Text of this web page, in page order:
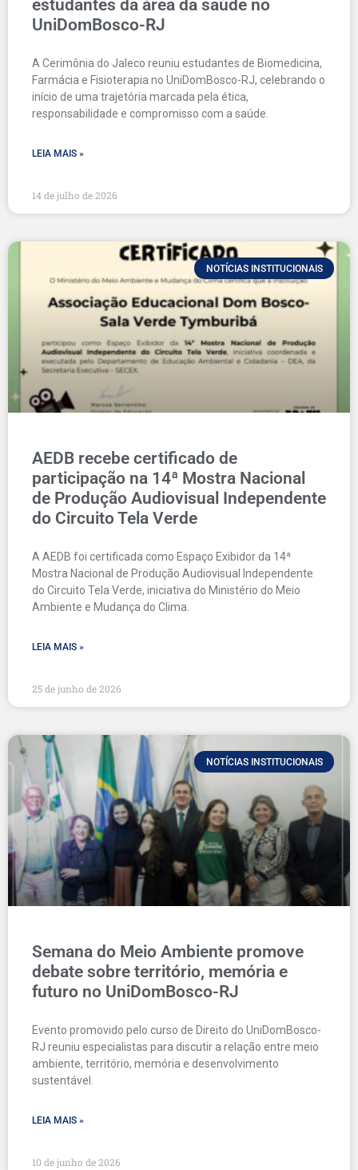
estudantes da área da saúde no
UniDomBosco-RJ
A Cerimônia do Jaleco reuniu estudantes de Biomedicina,
Farmácia e Fisioterapia no UniDomBosco-RJ, celebrando o
início de uma trajetória marcada pela ética,
responsabilidade e compromisso com a saúde.
LEIA MAIS »
14 de julho de 2026
NOTÍCIAS INSTITUCIONAIS
AEDB recebe certificado de
participação na 14ª Mostra Nacional
de Produção Audiovisual Independente
do Circuito Tela Verde
A AEDB foi certificada como Espaço Exibidor da 14ª
Mostra Nacional de Produção Audiovisual Independente
do Circuito Tela Verde, iniciativa do Ministério do Meio
Ambiente e Mudança do Clima.
LEIA MAIS »
25 de junho de 2026
NOTÍCIAS INSTITUCIONAIS
Semana do Meio Ambiente promove
debate sobre território, memória e
futuro no UniDomBosco-RJ
Evento promovido pelo curso de Direito do UniDomBosco-
RJ reuniu especialistas para discutir a relação entre meio
ambiente, território, memória e desenvolvimento
sustentável.
LEIA MAIS »
10 de junho de 2026